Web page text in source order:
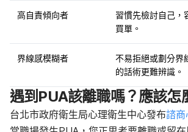
高自責傾向者
習慣先檢討自己，
買單。
界線感模糊者
不易拒絕或劃分界
的話術更難辨識。
遇到PUA該離職嗎？應該怎
台北市政府衛生局心理衛生中心發布諮商